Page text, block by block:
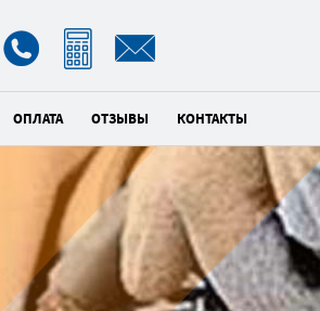
ОПЛАТА ОТЗЫВЫ КОНТАКТЫ